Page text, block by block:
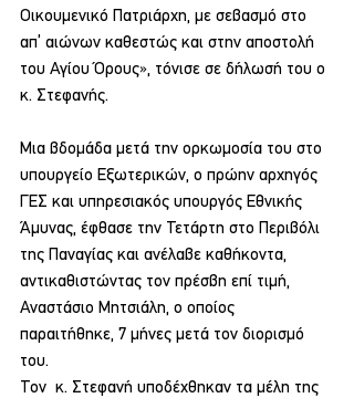
Οικουμενικό Πατριάρχη, με σεβασμό στο
απ’ αιώνων καθεστώς και στην αποστολή
του Αγίου Όρους», τόνισε σε δήλωσή του ο
κ. Στεφανής.
Μια βδομάδα μετά την ορκωμοσία του στο
υπουργείο Εξωτερικών, ο πρώην αρχηγός
ΓΕΣ και υπηρεσιακός υπουργός Εθνικής
Άμυνας, έφθασε την Τετάρτη στο Περιβόλι
της Παναγίας και ανέλαβε καθήκοντα,
αντικαθιστώντας τον πρέσβη επί τιμή,
Αναστάσιο Μητσιάλη, ο οποίος
παραιτήθηκε, 7 μήνες μετά τον διορισμό
του.
Τον  κ. Στεφανή υποδέχθηκαν τα μέλη της